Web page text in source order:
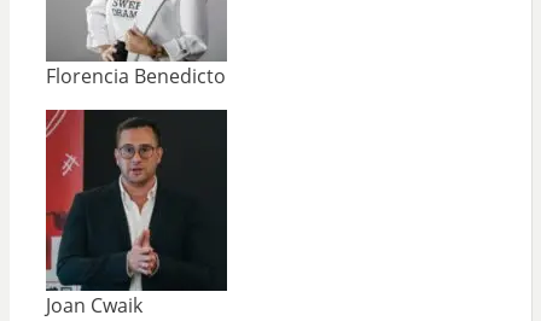
Florencia Benedicto
Joan Cwaik